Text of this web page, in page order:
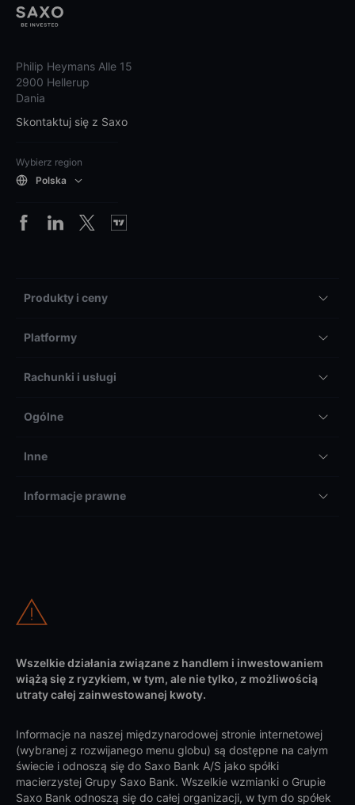
Philip Heymans Alle 15
2900 Hellerup
Dania
Skontaktuj się z Saxo
Wybierz region
Polska
Produkty i ceny
Platformy
Rachunki i usługi
Ogólne
Inne
Informacje prawne
Wszelkie działania związane z handlem i inwestowaniem
wiążą się z ryzykiem, w tym, ale nie tylko, z możliwością
utraty całej zainwestowanej kwoty.
Informacje na naszej międzynarodowej stronie internetowej
(wybranej z rozwijanego menu globu) są dostępne na całym
świecie i odnoszą się do Saxo Bank A/S jako spółki
macierzystej Grupy Saxo Bank. Wszelkie wzmianki o Grupie
Saxo Bank odnoszą się do całej organizacji, w tym do spółek